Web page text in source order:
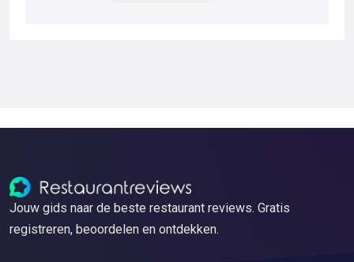
Jouw gids naar de beste restaurant reviews. Gratis
registreren, beoordelen en ontdekken.